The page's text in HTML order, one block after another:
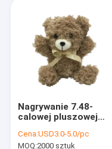
Nagrywanie 7.48-
calowej pluszowej
Cena:USD3.0-5.0/pc
MOQ:2000 sztuk